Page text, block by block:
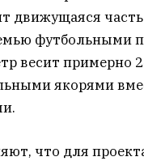
движущаяся
футбольными
весит примерно
якорями
что для